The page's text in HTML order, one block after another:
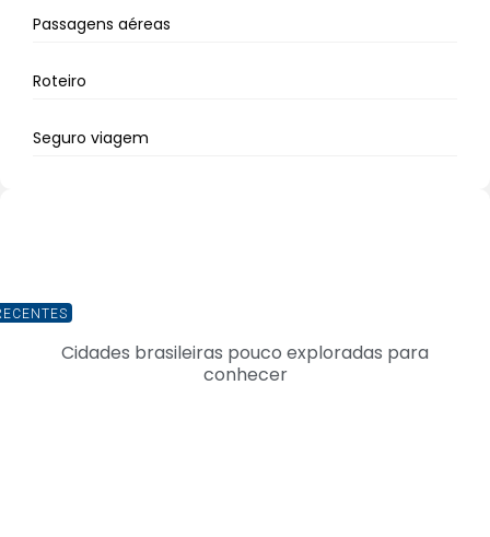
Passagens aéreas
Roteiro
Seguro viagem
Cidades brasileiras pouco exploradas para
conhecer